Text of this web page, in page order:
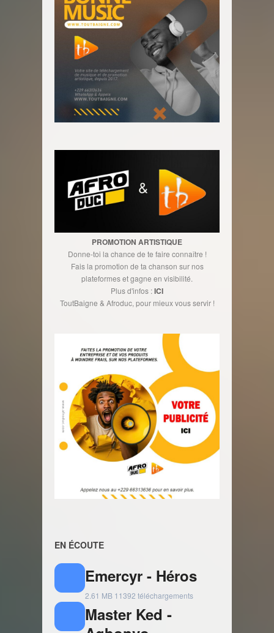
PROMOTION ARTISTIQUE
Donne-toi la chance de te faire connaître !
Fais la promotion de ta chanson sur nos
plateformes et gagne en visibilité.
Plus d'infos :ICI
ToutBaigne & Afroduc, pour mieux vous servir !
EN ÉCOUTE
Emercyr - Héros
2.61 MB 11392 téléchargements
Master Ked -